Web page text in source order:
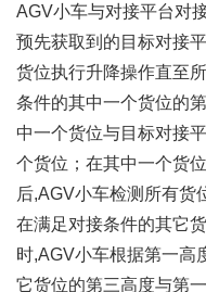
AGV小车与对接平台对
预先获取到的目标对接
货位执行升降操作直至
条件的其中一个货位的
中一个货位与目标对接
个货位；在其中一个货
后,AGV小车检测所有货
在满足对接条件的其它
时,AGV小车根据第一高
它货位的第三高度与第